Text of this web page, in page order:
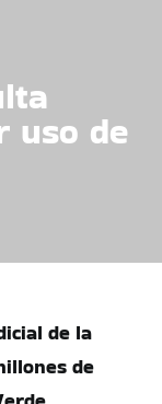
uso de
de la
de